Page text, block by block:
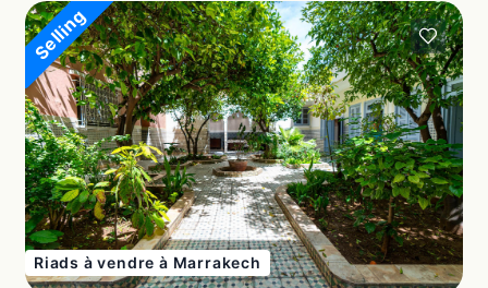
Selling
Riads à vendre à Marrakech